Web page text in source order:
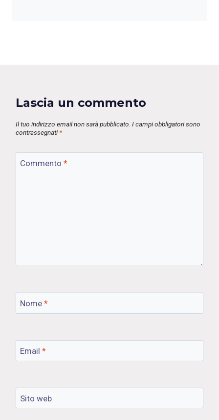
Lascia un commento
Il tuo indirizzo email non sarà pubblicato. I campi obbligatori sono
contrassegnati *
Commento *
Nome *
Email *
Sito web